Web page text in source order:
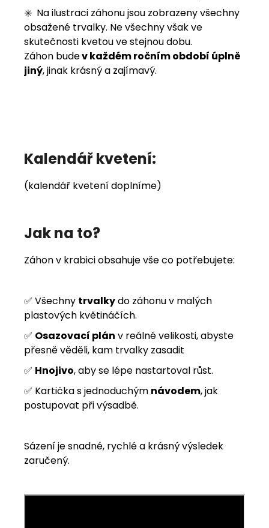
✳️ Na ilustraci záhonu jsou zobrazeny všechny
obsažené trvalky. Ne všechny však ve
skutečnosti kvetou ve stejnou dobu.
Záhon budev každém ročním období úplně
jiný, jinak krásný a zajímavý.
Kalendář kvetení:
(kalendář kvetení doplníme)
Jak na to?
Záhon v krabici obsahuje vše co potřebujete:
✅ Všechny trvalkydo záhonu v malých
plastových květináčích.
✅ Osazovací plán v reálné velikosti, abyste
přesně věděli, kam trvalky zasadit
✅ Hnojivo, aby se lépe nastartoval růst.
✅ Kartička s jednoduchým návodem, jak
postupovat při výsadbě.
Sázení je snadné, rychlé a krásný výsledek
zaručený.